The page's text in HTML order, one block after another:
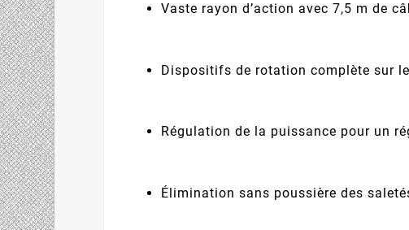
Vaste rayon d’action avec 7,5 m de
Dispositifs de rotation complète sur
Régulation de la puissance pour un
Élimination sans poussière des